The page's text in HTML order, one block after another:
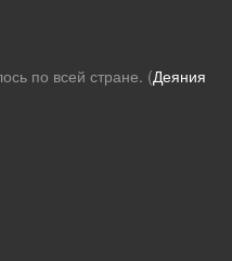
по всей стране. (Деяния